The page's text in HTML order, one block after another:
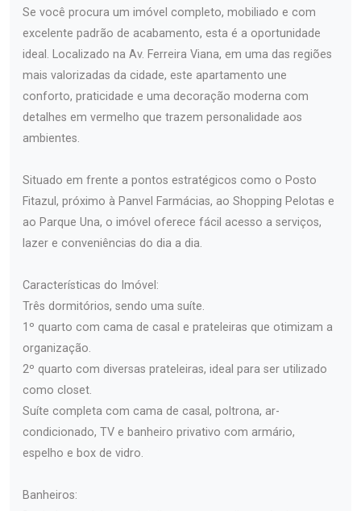
Se você procura um imóvel completo, mobiliado e com
excelente padrão de acabamento, esta é a oportunidade
ideal. Localizado na Av. Ferreira Viana, em uma das regiões
mais valorizadas da cidade, este apartamento une
conforto, praticidade e uma decoração moderna com
detalhes em vermelho que trazem personalidade aos
ambientes.
Situado em frente a pontos estratégicos como o Posto
Fitazul, próximo à Panvel Farmácias, ao Shopping Pelotas e
ao Parque Una, o imóvel oferece fácil acesso a serviços,
lazer e conveniências do dia a dia.
Características do Imóvel:
Três dormitórios, sendo uma suíte.
1º quarto com cama de casal e prateleiras que otimizam a
organização.
2º quarto com diversas prateleiras, ideal para ser utilizado
como closet.
Suíte completa com cama de casal, poltrona, ar-
condicionado, TV e banheiro privativo com armário,
espelho e box de vidro.
Banheiros: